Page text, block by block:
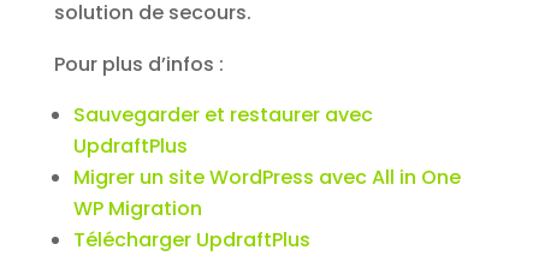
solution de secours.
Pour plus d’infos :
Sauvegarder et restaurer avec
UpdraftPlus
Migrer un site WordPress avec All in One
WP Migration
Télécharger UpdraftPlus